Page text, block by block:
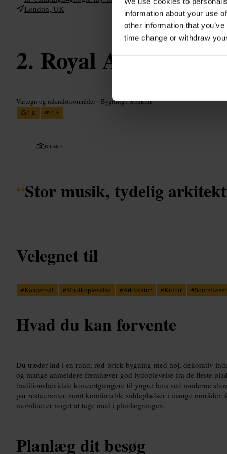
information about your use
other information that
time change or withdraw
London, UK
Royal Albert Hall
Vartegn og udendørsområder • Bygning / Struktur
4,8
4,5
Billede /
“Stor musik, tydelig
Velegnet til
#Koncertsal #Musikoplevelse #Arkitektur #Kultur #
Hvad du kan forvente
Du træder ind i en rund, rød-brick bygning med høj, dekorativ
og mange anmeldere fremhæver god lydoplevelse fra de fleste
traditionsbevidste koncertgængere til yngre fans ved moderne
par restauranter, samt komfortable siddepladser i mange
mobilitet er noget at tage med i planlægningen.
Planlæg dit besøg